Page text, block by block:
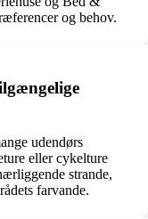
og behov.
udendørs
eller cykelture
strande,
farvande.